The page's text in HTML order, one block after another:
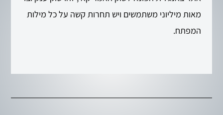
מאות מיליוני משתמשים ויש תחרות קשה על כל מילות
המפתח.